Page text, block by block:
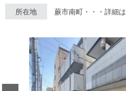
所在地 蕨市南町・・・詳細は